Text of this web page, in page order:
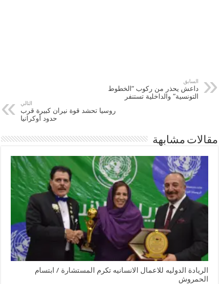
السابق
داعش يحذر من ركوب “الخطوط
التونسية” والداخلية تستنفر
التالي
روسيا تحشد قوة نيران كبيرة قرب
حدود أوكرانيا
مقالات مشابهة
الريادة الدوليه للاعمال الانسانيه تكرم المستشارة / ابتسام
الحمروش